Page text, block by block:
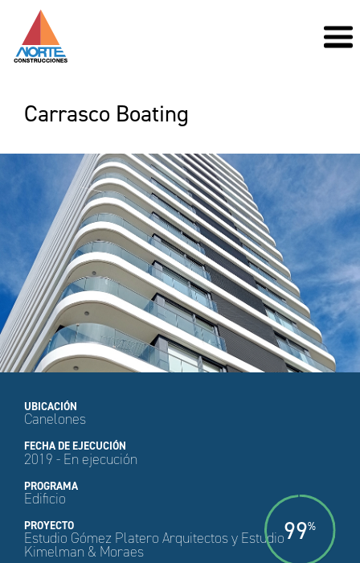
Carrasco Boating
UBICACIÓN
Canelones
FECHA DE EJECUCIÓN
2019 - En ejecución
PROGRAMA
Edificio
PROYECTO
Estudio Gómez Platero Arquitectos y Estudio
Kimelman & Moraes
99%